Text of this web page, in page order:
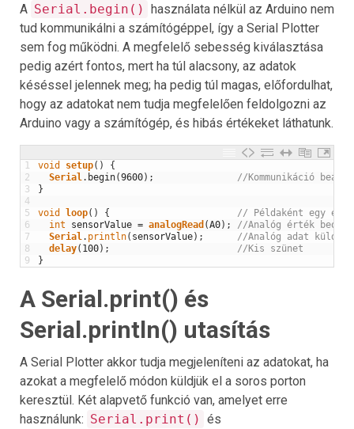
A Serial.begin() használata nélkül az Arduino nem
tud kommunikálni a számítógéppel, így a Serial Plotter
sem fog működni. A megfelelő sebesség kiválasztása
pedig azért fontos, mert ha túl alacsony, az adatok
késéssel jelennek meg; ha pedig túl magas, előfordulhat,
hogy az adatokat nem tudja megfelelően feldolgozni az
Arduino vagy a számítógép, és hibás értékeket láthatunk.
1
2
3
4
5
6
7
8
9
void setup( )
{
Serial . begin(9600) ;
//Kommunikáció
}
void loop( ) {
// Példaként egy
int
sensorValue = analogRead (A0) ;
//Analóg érték
Serial . println( sensorValue) ;
//Analóg adat küldése
delay( 100) ;
//Kis szünet
}
A Serial.print() és
Serial.println() utasítás
A Serial Plotter akkor tudja megjeleníteni az adatokat, ha
azokat a megfelelő módon küldjük el a soros porton
keresztül. Két alapvető funkció van, amelyet erre
használunk: Serial.print() és